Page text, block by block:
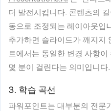
더 발전시킵니다. 콘텐츠의
동으로 조정되는 레이아웃입
추가하면 슬라이드가 깨지지
트에서는 동일한 변경 사항
몇 분이 걸린다는 의미입니다.
3. 학습 곡선
파워포인트는 대부분의 전문